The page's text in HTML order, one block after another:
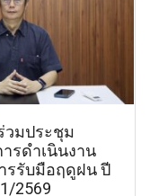
วมประชุม
รดำเนินงาน
รรับมือฤดูฝน ปี
2569